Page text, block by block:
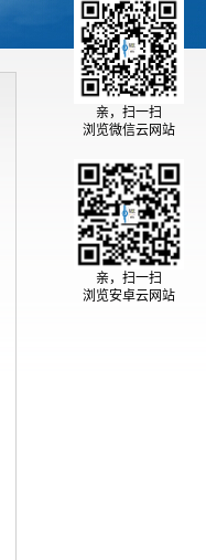
亲，扫一扫
浏览微信云网站
亲，扫一扫
浏览安卓云网站